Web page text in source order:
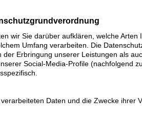
wir Sie darüber aufklären, welche
Umfang verarbeiten. Die
Erbringung unserer Leistungen als
Social-Media-Profile (nachfolgend
Daten und die Zwecke